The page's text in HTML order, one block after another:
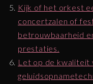
Kijk of het orkest
concertzalen of
betrouwbaarheid
prestaties.
Let op de kwaliteit